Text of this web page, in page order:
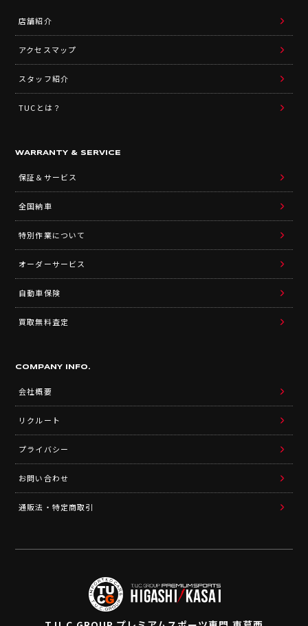
店舗紹介
アクセスマップ
スタッフ紹介
TUCとは？
WARRANTY & SERVICE
保証＆サービス
全国納車
特別作業について
オーダーサービス
自動車保険
買取無料査定
COMPANY INFO.
会社概要
リクルート
プライバシー
お問い合わせ
通販法・特定商取引